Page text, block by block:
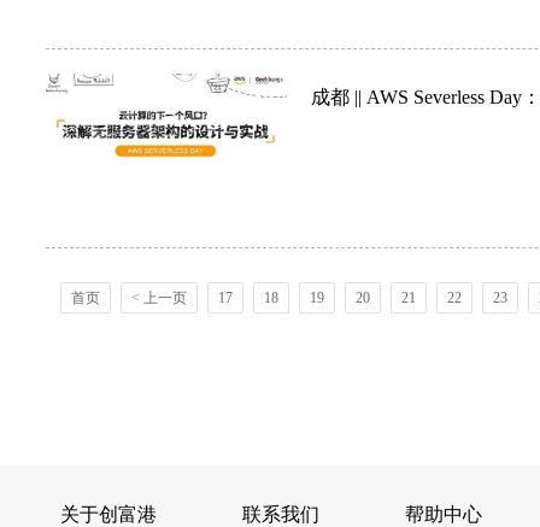
成都 || AWS Severless
首页 < 上一页 17 18 19 20 21 22 23
关于创富港
联系我们
帮助中心